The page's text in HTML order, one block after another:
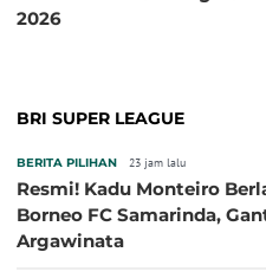
2026
BRI SUPER LEAGUE
BERITA PILIHAN 23 jam lalu
Resmi! Kadu Monteiro
Borneo FC Samarinda,
Argawinata